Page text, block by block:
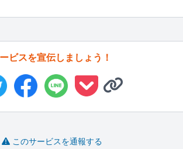
ビスを宣伝しましょう！
このサービスを通報する